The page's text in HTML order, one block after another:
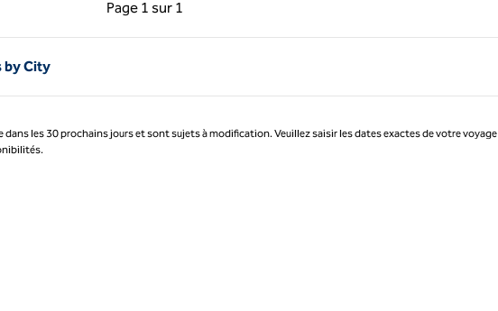
Page 1 sur 1
Page 1 sur 1
by City
les 30 prochains jours et sont sujets à modification. Veuillez saisir les dates exactes de votre voyage